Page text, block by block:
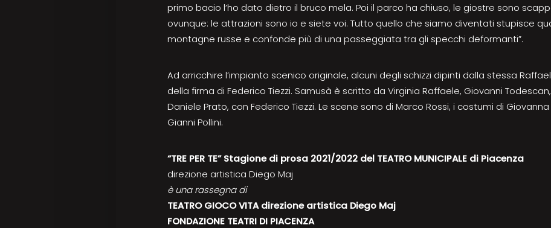
primo bacio l’ho dato dietro il bruco mela. Poi il parco ha chiuso, le giostre sono
ovunque: le attrazioni sono io e siete voi. Tutto quello che siamo diventati stupisce
montagne russe e confonde più di una passeggiata tra gli specchi deformanti”.
Ad arricchire l’impianto scenico originale, alcuni degli schizzi dipinti dalla stessa
della firma di Federico Tiezzi. Samusà è scritto da Virginia Raffaele, Giovanni
Daniele Prato, con Federico Tiezzi. Le scene sono di Marco Rossi, i costumi di Giovanna
Gianni Pollini.
“TRE PER TE” Stagione di prosa 2021/2022 del TEATRO MUNICIPALE di Piacenza
direzione artistica Diego Maj
è una rassegna di
TEATRO GIOCO VITA direzione artistica Diego Maj
FONDAZIONE TEATRI DI PIACENZA